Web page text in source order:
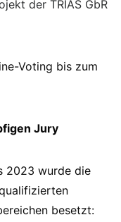
der TRIAS GbR
Voting bis zum
Jury
2023 wurde die
besetzt: